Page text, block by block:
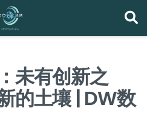
未有创新之
的土壤 | DW数